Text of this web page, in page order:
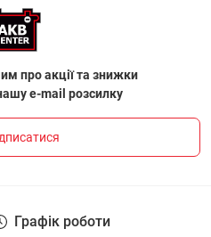
про акції та знижки
e-mail розсилку
Графік роботи